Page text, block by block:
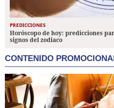
PREDICCIONES
Horóscopo de hoy: predicciones
signos del zodiaco
CONTENIDO